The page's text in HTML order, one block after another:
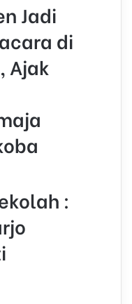
Jadi
di
Ajak
: